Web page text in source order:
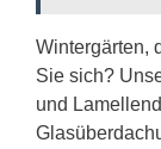
Wintergärten,
Sie sich?
und